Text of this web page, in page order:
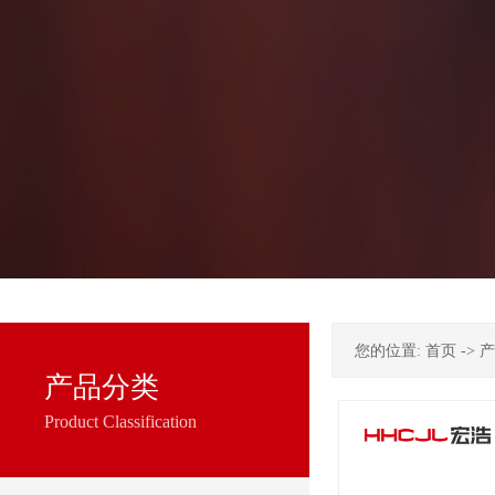
产品分类
Product Classification
您的位置: 首页 ->